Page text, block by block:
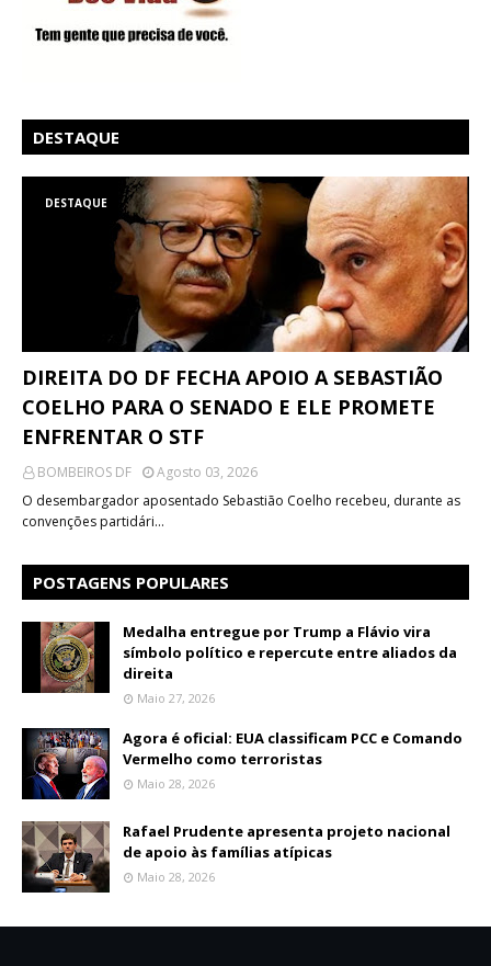
DESTAQUE
DESTAQUE
DIREITA DO DF FECHA APOIO A SEBASTIÃO
COELHO PARA O SENADO E ELE PROMETE
ENFRENTAR O STF
BOMBEIROS DF
Agosto 03, 2026
O desembargador aposentado Sebastião Coelho recebeu, durante as
convenções partidári…
POSTAGENS POPULARES
Medalha entregue por Trump a Flávio vira
símbolo político e repercute entre aliados da
direita
Maio 27, 2026
Agora é oficial: EUA classificam PCC e Comando
Vermelho como terroristas
Maio 28, 2026
Rafael Prudente apresenta projeto nacional
de apoio às famílias atípicas
Maio 28, 2026